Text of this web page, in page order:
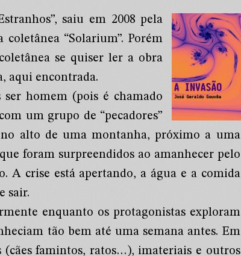
saiu em 2008 pela
“Solarium”. Porém
se quiser ler a obra
aqui encontrada.
ser homem (pois é chamado
um grupo de “pecadores”
alto de uma montanha, próximo a uma
foram surpreendidos ao amanhecer pelo
A crise está apertando, a água e a comida
sair.
enquanto os protagonistas exploram
tão bem até uma semana antes. Em
famintos, ratos…), imateriais e outros